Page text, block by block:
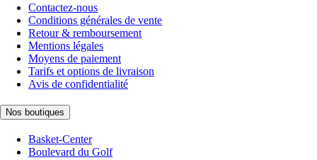
Contactez-nous
Conditions générales de vente
Retour & remboursement
Mentions légales
Moyens de paiement
Tarifs et options de livraison
Avis de confidentialité
Nos boutiques
Basket-Center
Boulevard du Golf